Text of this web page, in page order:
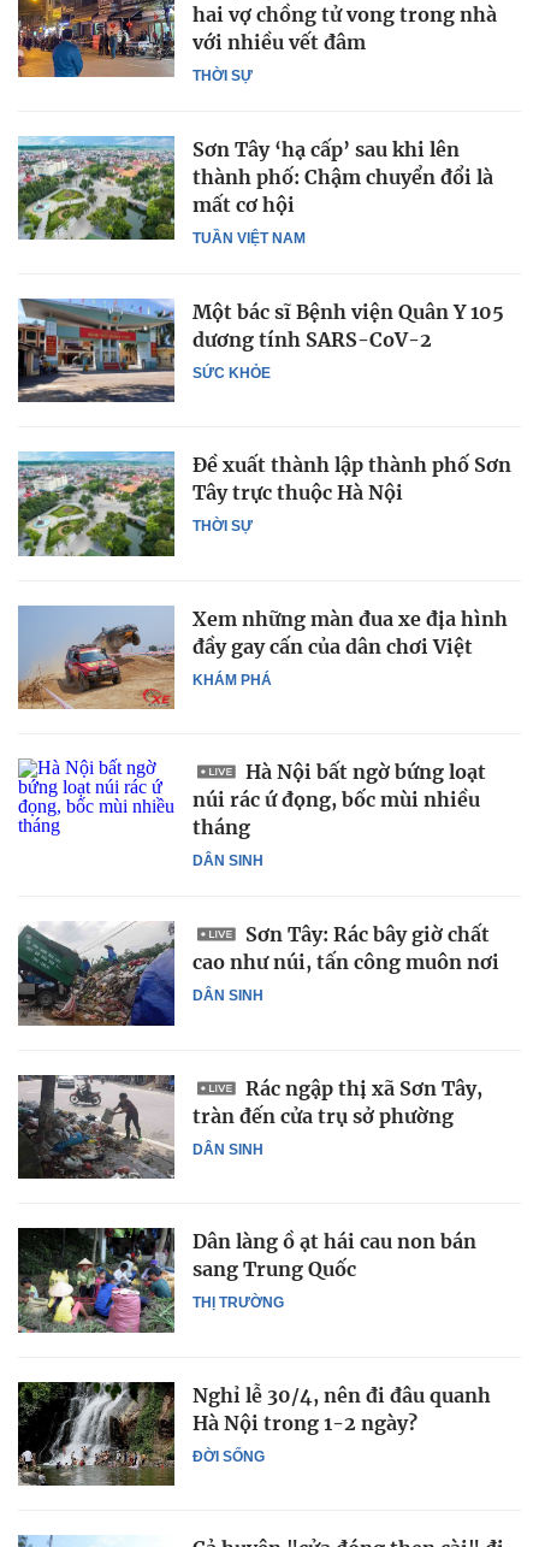
THỜI SỰ
hai vợ chồng tử vong trong nhà
với nhiều vết đâm
TUẦN VIỆT NAM
Sơn Tây ‘hạ cấp’ sau khi lên
thành phố: Chậm chuyển đổi là
mất cơ hội
SỨC KHỎE
Một bác sĩ Bệnh viện Quân Y 105
dương tính SARS-CoV-2
THỜI SỰ
Đề xuất thành lập thành phố Sơn
Tây trực thuộc Hà Nội
KHÁM PHÁ
Xem những màn đua xe địa hình
đầy gay cấn của dân chơi Việt
DÂN SINH
Hà Nội bất ngờ bứng loạt
núi rác ứ đọng, bốc mùi nhiều
tháng
DÂN SINH
Sơn Tây: Rác bây giờ chất
cao như núi, tấn công muôn nơi
DÂN SINH
Rác ngập thị xã Sơn Tây,
tràn đến cửa trụ sở phường
THỊ TRƯỜNG
Dân làng ồ ạt hái cau non bán
sang Trung Quốc
ĐỜI SỐNG
Nghỉ lễ 30/4, nên đi đâu quanh
Hà Nội trong 1-2 ngày?